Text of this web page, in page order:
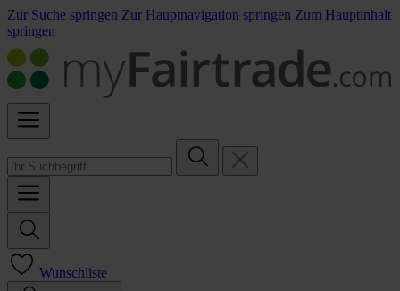
Zur Suche springen Zur Hauptnavigation springen Zum Hauptinhalt
springen
Wunschliste